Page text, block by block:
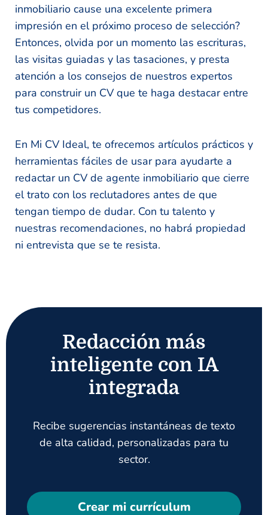
inmobiliario cause una excelente primera
impresión en el próximo proceso de selección?
Entonces, olvida por un momento las escrituras,
las visitas guiadas y las tasaciones, y presta
atención a los consejos de nuestros expertos
para construir un CV que te haga destacar entre
tus competidores.
En Mi CV Ideal, te ofrecemos artículos prácticos y
herramientas fáciles de usar para ayudarte a
redactar un CV de agente inmobiliario que cierre
el trato con los reclutadores antes de que
tengan tiempo de dudar. Con tu talento y
nuestras recomendaciones, no habrá propiedad
ni entrevista que se te resista.
Redacción más
inteligente con IA
integrada
Recibe sugerencias instantáneas de texto
de alta calidad, personalizadas para tu
sector.
Crear mi currículum